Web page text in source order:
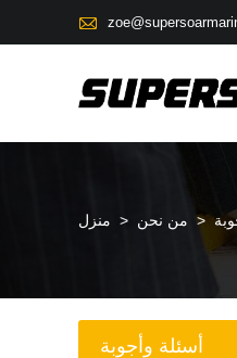

منزل > من نحن >
أسئلة وأجوبة